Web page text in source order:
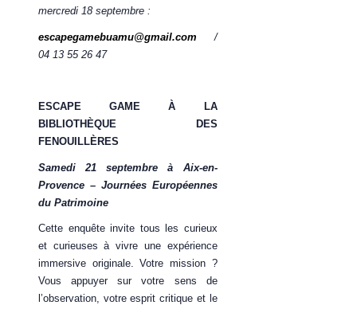
mercredi 18 septembre :
escapegamebuamu@gmail.com /
04 13 55 26 47
ESCAPE GAME À LA
BIBLIOTHÈQUE DES
FENOUILLÈRES
Samedi 21 septembre à Aix-en-
Provence – Journées Européennes
du Patrimoine
Cette enquête invite tous les curieux
et curieuses à vivre une expérience
immersive originale. Votre mission ?
Vous appuyer sur votre sens de
l’observation, votre esprit critique et le